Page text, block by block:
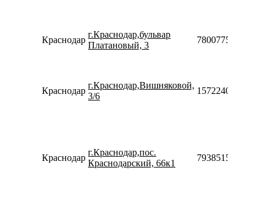
Краснодар
г.Краснодар,бульвар
Платановый, 3
78007753553
Краснодар
г.Краснодар,Вишняковой,
3/6
Краснодар
г.Краснодар,пос.
Краснодарский, 66к1
79385155720